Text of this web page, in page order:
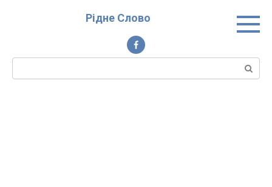
Рідне Слово
Пошук: